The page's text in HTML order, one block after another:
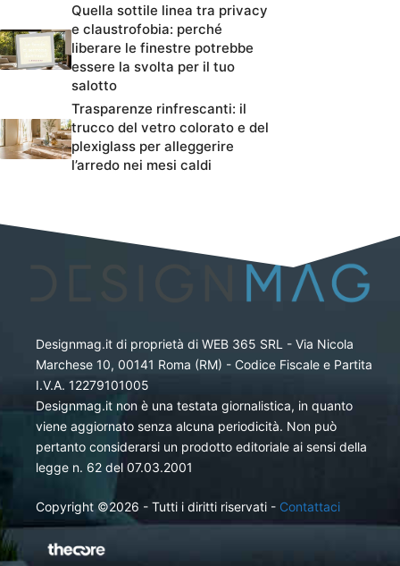
Quella sottile linea tra privacy
e claustrofobia: perché
liberare le finestre potrebbe
essere la svolta per il tuo
salotto
Trasparenze rinfrescanti: il
trucco del vetro colorato e del
plexiglass per alleggerire
l’arredo nei mesi caldi
Designmag.it di proprietà di WEB 365 SRL - Via Nicola
Marchese 10, 00141 Roma (RM) - Codice Fiscale e Partita
I.V.A. 12279101005
Designmag.it non è una testata giornalistica, in quanto
viene aggiornato senza alcuna periodicità. Non può
pertanto considerarsi un prodotto editoriale ai sensi della
legge n. 62 del 07.03.2001
Copyright ©2026 - Tutti i diritti riservati - Contattaci